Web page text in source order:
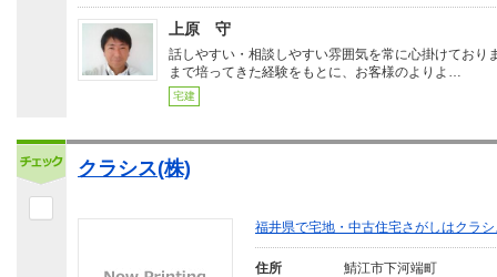
上原 守
話しやすい・相談しやすい雰囲気を常に心掛けており
まで培ってきた経験をもとに、お客様のよりよ…
宅建
クラシス(株)
福井県で宅地・中古住宅さがしはクラ
住所 鯖江市下河端町